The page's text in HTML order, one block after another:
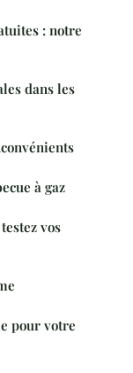
: notre
dans les
à gaz
vos
pour votre